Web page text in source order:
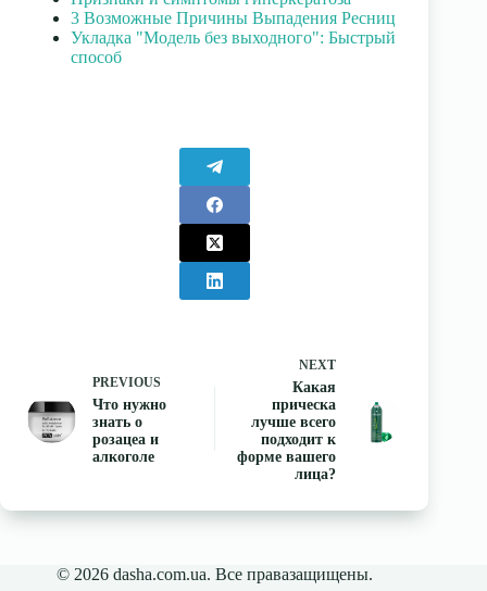
3 Возможные Причины Выпадения Ресниц
Укладка "Модель без выходного": Быстрый
способ
PREVIOUS
Что нужно
знать о
розацеа и
алкоголе
NEXT
Какая
прическа
лучше всего
подходит к
форме вашего
лица?
© 2026 dasha.com.ua. Все правазащищены.